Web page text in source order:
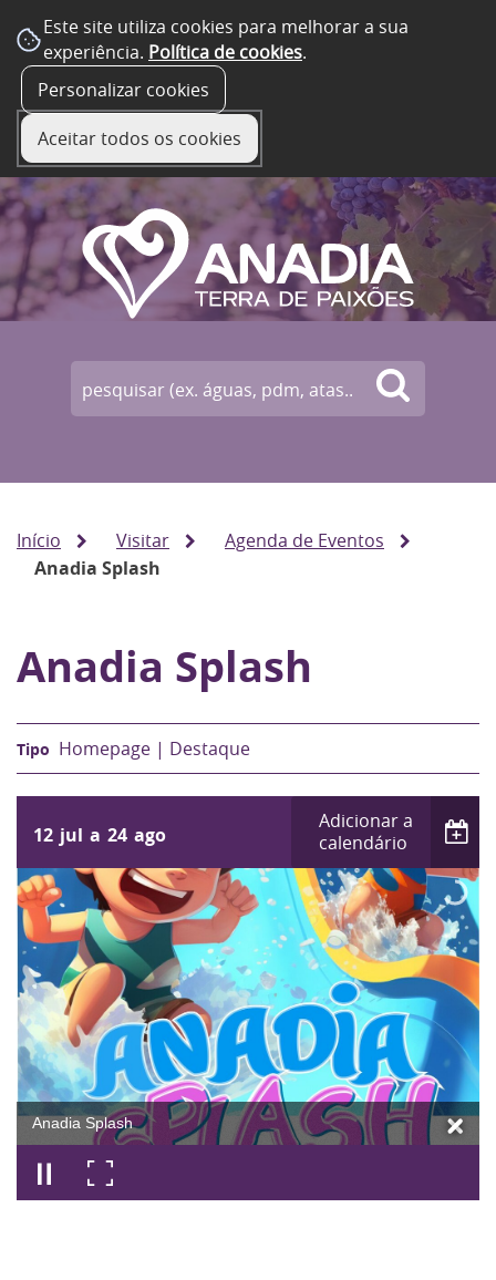
Este site utiliza cookies para melhorar a sua
experiência. Política de cookies.
Personalizar cookies
Aceitar todos os cookies
Início Visitar
Agenda de Eventos
Anadia Splash
Anadia Splash
Homepage | Destaque
12 jul a 24 ago
Adicionar a
calendário
Anadia Splash